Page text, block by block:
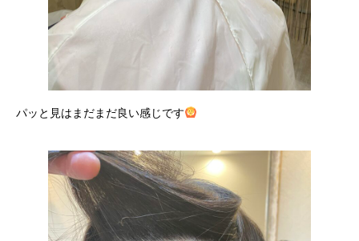
パッと見はまだまだ良い感じです